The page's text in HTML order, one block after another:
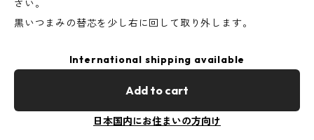
さい。
黒いつまみの替芯を少し右に回して取り外します。
International shipping available
Add to cart
日本国内にお住まいの方向け